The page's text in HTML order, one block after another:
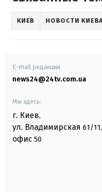
КИЕВ НОВОСТИ
E-mail редакции
news24@24tv.com.ua
Мы здесь:
г. Киев,
ул. Владимирская 61/11,
офис 50